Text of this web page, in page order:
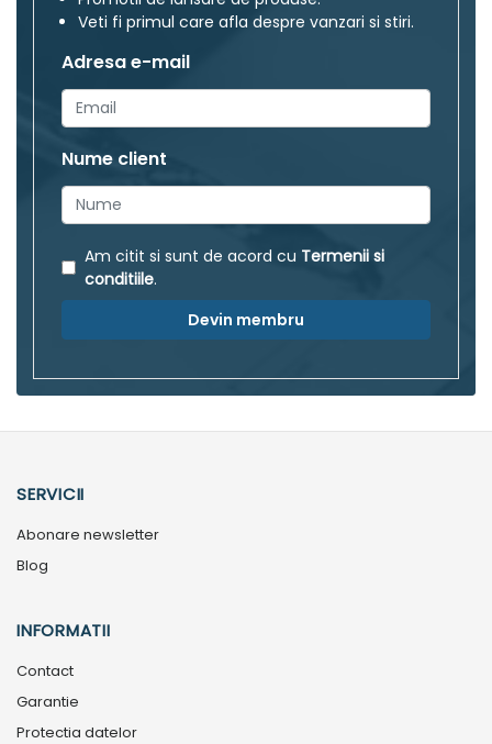
Veti fi primul care afla despre vanzari si stiri.
Adresa e-mail
Nume client
Am citit si sunt de acord cu Termenii si
conditiile.
Devin membru
SERVICII
Abonare newsletter
Blog
INFORMATII
Contact
Garantie
Protectia datelor